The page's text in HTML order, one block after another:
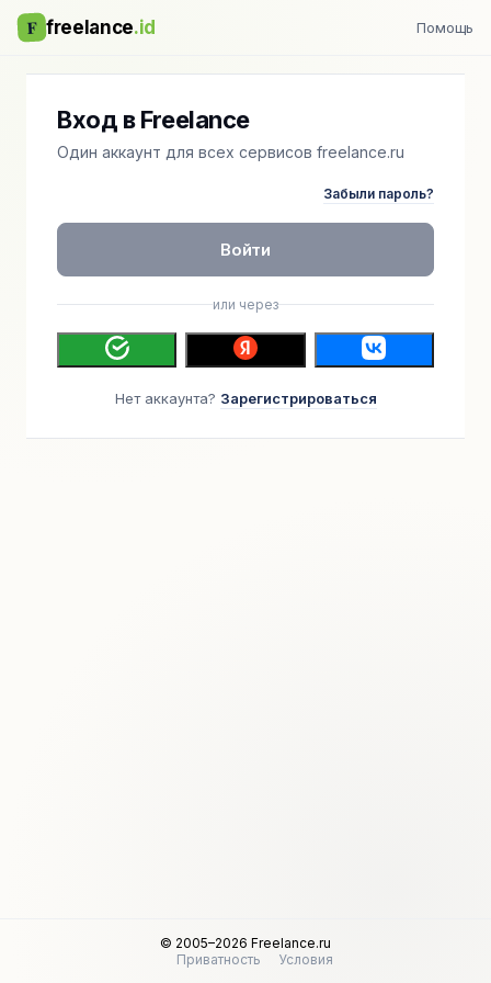
F freelance.id Помощь
Вход в Freelance
Один аккаунт для всех сервисов freelance.ru
Забыли пароль?
Войти
или через
Нет аккаунта? Зарегистрироваться
© 2005–2026 Freelance.ru
Приватность
Условия